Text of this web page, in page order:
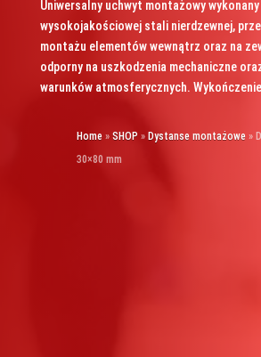
Uniwersalny uchwyt montażowy wykonany
wysokojakościowej stali nierdzewnej,
montażu elementów wewnątrz oraz na
odporny na uszkodzenia mechaniczne
warunków atmosferycznych.
Home » SHOP » Dystanse montażowe »
30×80 mm